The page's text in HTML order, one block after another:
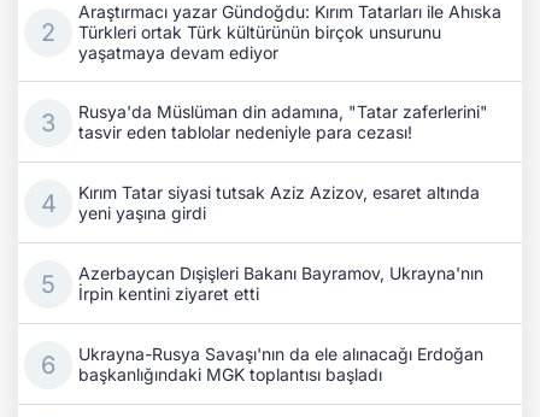
Araştırmacı yazar Gündoğdu: Kırım Tatarları ile Ahıska
Türkleri ortak Türk kültürünün birçok unsurunu
yaşatmaya devam ediyor
Rusya'da Müslüman din adamına, "Tatar zaferlerini"
tasvir eden tablolar nedeniyle para cezası!
Kırım Tatar siyasi tutsak Aziz Azizov, esaret altında
yeni yaşına girdi
Azerbaycan Dışişleri Bakanı Bayramov, Ukrayna'nın
İrpin kentini ziyaret etti
Ukrayna-Rusya Savaşı'nın da ele alınacağı Erdoğan
başkanlığındaki MGK toplantısı başladı